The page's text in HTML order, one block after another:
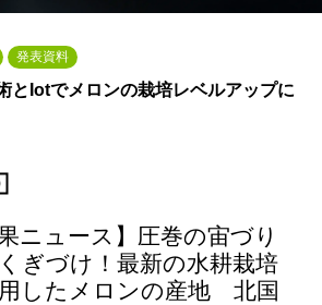
発表資料
とIotでメロンの栽培レベルアップに
ニュース】圧巻の宙づり
ぎづけ！最新の水耕栽培
したメロンの産地 北国